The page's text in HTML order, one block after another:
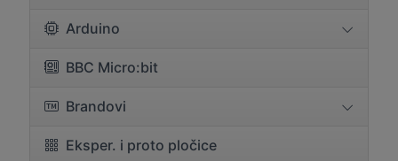
Arduino
BBC Micro:bit
Brandovi
Eksper. i proto pločice